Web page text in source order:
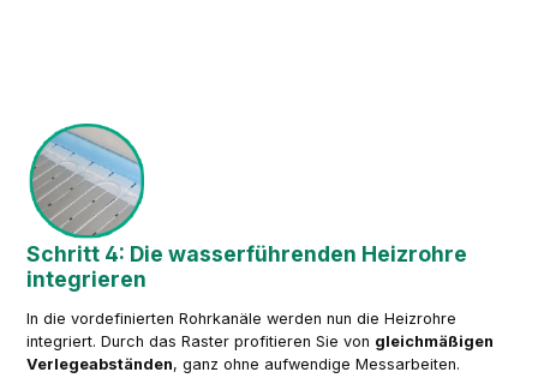
Schritt 4: Die wasserführenden Heizrohre
integrieren
In die vordefinierten Rohrkanäle werden nun die Heizrohre
integriert. Durch das Raster profitieren Sie von gleichmäßigen
Verlegeabständen, ganz ohne aufwendige Messarbeiten.